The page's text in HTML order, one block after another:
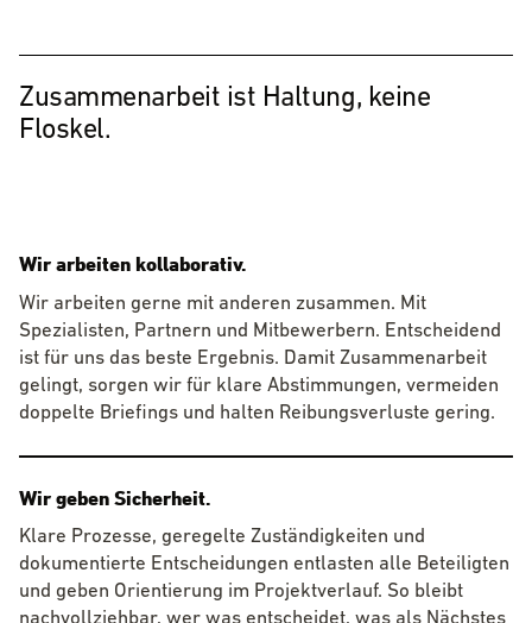
Zusammenarbeit ist Haltung, keine
Floskel.
Wir arbeiten kollaborativ.
Wir arbeiten gerne mit anderen zusammen. Mit
Spezialisten, Partnern und Mitbewerbern. Entscheidend
ist für uns das beste Ergebnis. Damit Zusammenarbeit
gelingt, sorgen wir für klare Abstimmungen, vermeiden
doppelte Briefings und halten Reibungsverluste gering.
Wir geben Sicherheit.
Klare Prozesse, geregelte Zuständigkeiten und
dokumentierte Entscheidungen entlasten alle Beteiligten
und geben Orientierung im Projektverlauf. So bleibt
nachvollziehbar, wer was entscheidet, was als Nächstes